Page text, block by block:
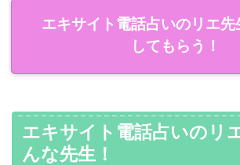
エキサイト電話占いのリエ先
してもらう！
エキサイト電話占いのリ
んな先生！